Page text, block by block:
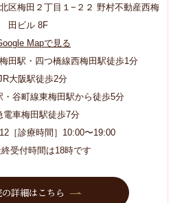
区梅田２丁目１−２２ 野村不動産西梅
田ビル 8F
Mapで見る
田駅・四つ橋線西梅田駅徒歩1分
大阪駅徒歩2分
・谷町線東梅田駅から徒歩5分
電車梅田駅徒歩7分
［診療時間］10:00〜19:00
受付時間は18時です
詳細はこちら